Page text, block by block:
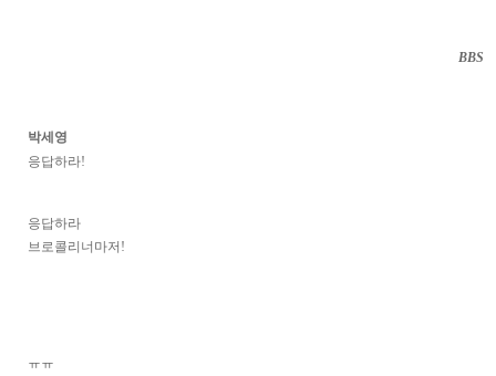
BBS
박세영
응답하라!
응답하라
브로콜리너마저!
ㅠㅠ